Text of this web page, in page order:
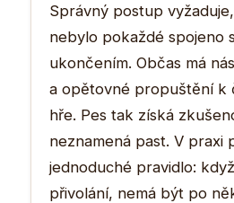
Správný postup
nebylo pokaždé spojeno
ukončením. Občas má
a opětovné propuštění k
hře. Pes tak získá
neznamená past. V praxi
jednoduché pravidlo:
přivolání, nemá být po